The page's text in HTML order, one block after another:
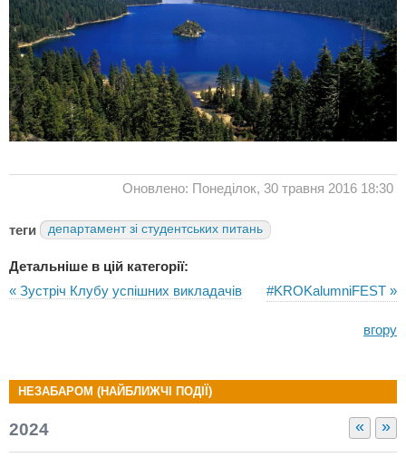
Оновлено: Понеділок, 30 травня 2016 18:30
теги департамент зі студентських питань
Детальніше в цій категорії:
« Зустріч Клубу успішних викладачів
#KROKalumniFEST »
вгору
НЕЗАБАРОМ (НАЙБЛИЖЧІ ПОДІЇ)
« »
2024